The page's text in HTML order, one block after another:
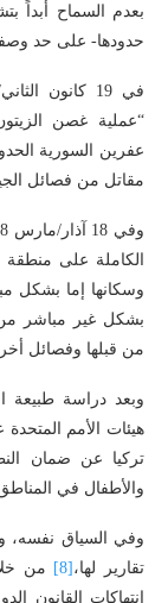
بعدم السماح أبداً
حدودها- على حد
“عملية غصن
مقاتل من فصائل
الكاملة على منطقة
وسكانها إما بشكل
بشكل غير مباشر
من قبلها وفصائل
وبعد دراسة طبيعة
هيئات الأمم المتحدة
تركيا عن ضمان
والأطفال في المناطق
وفي السياق نفسه،
تقارير لها،[8]
من
انتهاكات القانون